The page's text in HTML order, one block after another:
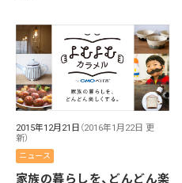
2015年12月21日 （2016年1月22日 更
新）
ニュース
家族の暮らしを、どんどん楽